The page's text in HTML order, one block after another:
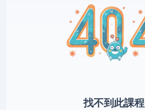
找不到此課程